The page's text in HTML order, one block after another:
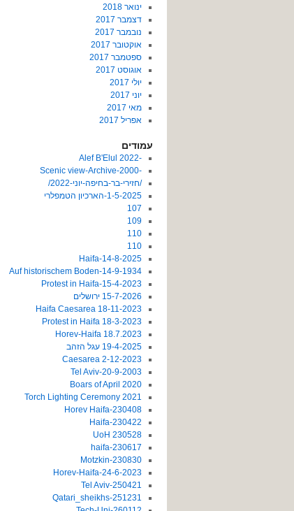
ינואר 2018
דצמבר 2017
נובמבר 2017
אוקטובר 2017
ספטמבר 2017
אוגוסט 2017
יולי 2017
יוני 2017
מאי 2017
אפריל 2017
עמודים
-2022 Alef B'Elul
-Scenic view-Archive-2000
/חזירי-בר-בחיפה-יוני-2022/
1-5-2025-הארכיון הטמפלרי
107
109
110
110
14-8-2025-Haifa
14-9-1934-Auf historischem Boden
15-4-2023-Protest in Haifa
15-7-2026 ירושלים
18-11-2023 Haifa Caesarea
18-3-2023 Protest in Haifa
18.7.2023 Horev-Haifa
19-4-2025 עגל הזהב
2-12-2023 Caesarea
20-9-2003-Tel Aviv
2020 Boars of April
2021 Torch Lighting Ceremony
230408-Horev Haifa
230422-Haifa
230528 UoH
230617-haifa
230830-Motzkin
24-6-2023-Horev-Haifa
250421-Tel Aviv
251231-Qatari_sheikhs